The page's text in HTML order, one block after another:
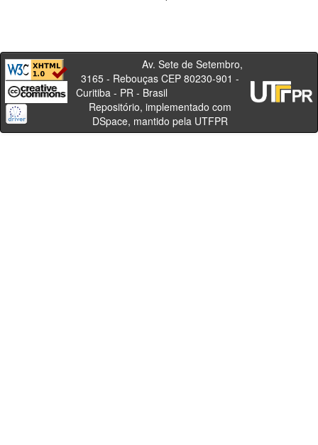
Av. Sete de Setembro,
3165 - Rebouças CEP 80230-901 -
Curitiba - PR - Brasil
Repositório, implementado com
DSpace, mantido pela UTFPR